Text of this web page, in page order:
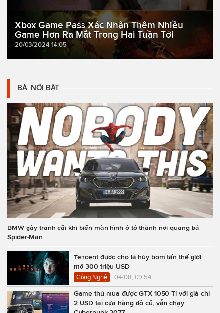
Xbox Game Pass Xác Nhận Thêm Nhiều
Game Hơn Ra Mắt Trong Hai Tuần Tới
20/03/2024 14:05
BÀI NỔI BẬT
BMW gây tranh cãi khi biến màn hình ô tô thành nơi quảng bá
Spider-Man
Tencent được cho là hủy bom tấn thế giới
mở 300 triệu USD
Công Nghệ 04/08, 09:54
Game thủ mua được GTX 1050 Ti với giá chỉ
2 USD tại cửa hàng đồ cũ, vẫn chạy